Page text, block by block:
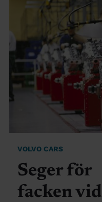
VOLVO CARS
Seger för
facken vid